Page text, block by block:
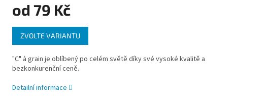
od 79 Kč
Měrná
cena:
ZVOLTE VARIANTU
"C" à grain je oblíbený po celém světě díky své vysoké kvalitě a
bezkonkurenční ceně.
Detailní informace